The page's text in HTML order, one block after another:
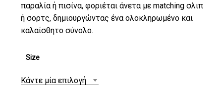
παραλία ή πισίνα, φοριέται άνετα με matching σλιπ
ή σορτς, δημιουργώντας ένα ολοκληρωμένο και
καλαίσθητο σύνολο.
Size
Κάντε μία επιλογή